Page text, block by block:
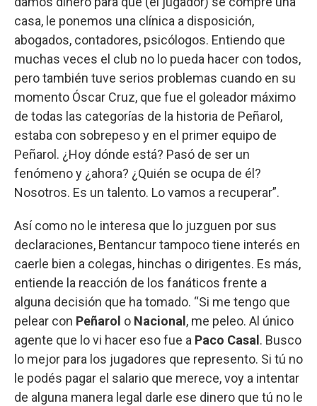
casa, le ponemos una clínica a disposición,
abogados, contadores, psicólogos. Entiendo que
muchas veces el club no lo pueda hacer con todos,
pero también tuve serios problemas cuando en su
momento Óscar Cruz, que fue el goleador máximo
de todas las categorías de la historia de Peñarol,
estaba con sobrepeso y en el primer equipo de
Peñarol. ¿Hoy dónde está? Pasó de ser un
fenómeno y ¿ahora? ¿Quién se ocupa de él?
Nosotros. Es un talento. Lo vamos a recuperar”.
Así como no le interesa que lo juzguen por sus
declaraciones, Bentancur tampoco tiene interés en
caerle bien a colegas, hinchas o dirigentes. Es más,
entiende la reacción de los fanáticos frente a
alguna decisión que ha tomado. “Si me tengo que
pelear con Peñarol o Nacional, me peleo. Al único
agente que lo vi hacer eso fue a Paco Casal. Busco
lo mejor para los jugadores que represento. Si tú no
le podés pagar el salario que merece, voy a intentar
de alguna manera legal darle ese dinero que tú no le